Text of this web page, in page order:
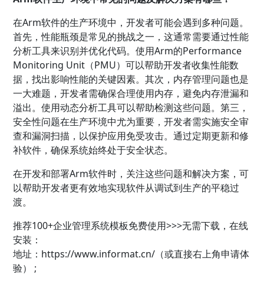
在Arm软件的生产环境中，开发者可能会遇到多种问题。
首先，性能瓶颈是常见的挑战之一，这通常需要通过性能
分析工具来识别并优化代码。使用Arm的Performance
Monitoring Unit（PMU）可以帮助开发者收集性能数
据，找出影响性能的关键因素。其次，内存管理问题也是
一大难题，开发者需确保合理使用内存，避免内存泄漏和
溢出。使用动态分析工具可以帮助检测这些问题。第三，
安全性问题在生产环境中尤为重要，开发者需实施安全审
查和漏洞扫描，以保护应用免受攻击。通过定期更新和修
补软件，确保系统始终处于安全状态。
在开发和部署Arm软件时，关注这些问题和解决方案，可
以帮助开发者更有效地实现软件从调试到生产的平稳过
渡。
推荐100+企业管理系统模板免费使用>>>无需下载，在线
安装：
地址： https://www.informat.cn/（或直接右上角申请体
验） ;